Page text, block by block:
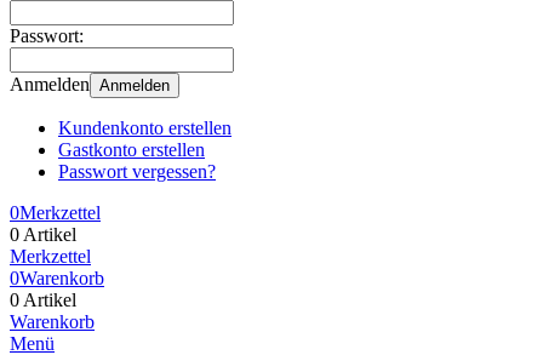
Passwort:
Anmelden Anmelden
Kundenkonto erstellen
Gastkonto erstellen
Passwort vergessen?
0Merkzettel
0 Artikel
Merkzettel
0Warenkorb
0 Artikel
Warenkorb
Menü